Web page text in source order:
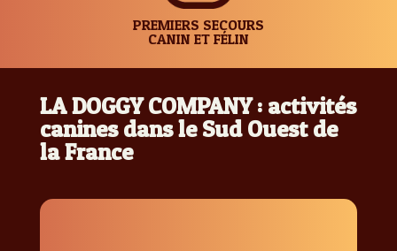
PREMIERS SECOURS
CANIN ET FÉLIN
LA DOGGY COMPANY : activités
canines dans le Sud Ouest de
la France